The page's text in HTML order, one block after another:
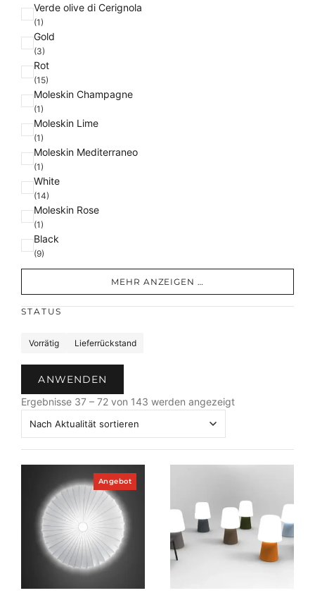
Verde olive di Cerignola
(1)
Gold
(3)
Rot
(15)
Moleskin Champagne
(1)
Moleskin Lime
(1)
Moleskin Mediterraneo
(1)
White
(14)
Moleskin Rose
(1)
Black
(9)
MEHR ANZEIGEN …
STATUS
u
Vorrätig Lieferrückstand
ANWENDEN
Ergebnisse 37 – 72 von 143 werden angezeigtN
h
A
u
a
AngebotP
r